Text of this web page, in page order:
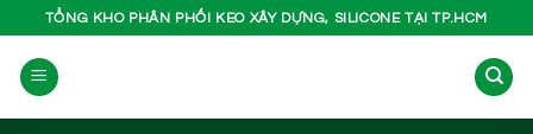
nội
dung
TỔNG KHO PHÂN PHỐI KEO XÂY DỰNG, SILICONE TẠI TP.HCM